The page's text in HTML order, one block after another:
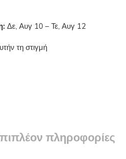
Δε, Αυγ 10 – Τε, Αυγ 12
τη στιγμή
πληροφορίες